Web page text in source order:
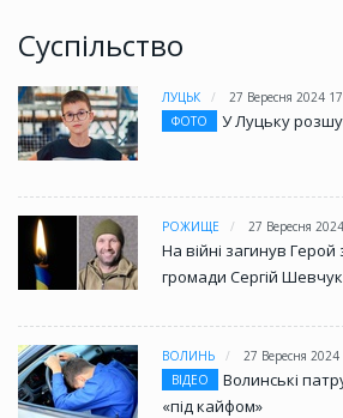
Суспільство
ЛУЦЬК
27 Вересня 2024
ФОТО
У Луцьку
РОЖИЩЕ 27 Вересня
На війні загинув
громади Сергій Шевчук
ВОЛИНЬ
27 Вересня 2024
ВІДЕО
Волинські
«під кайфом»